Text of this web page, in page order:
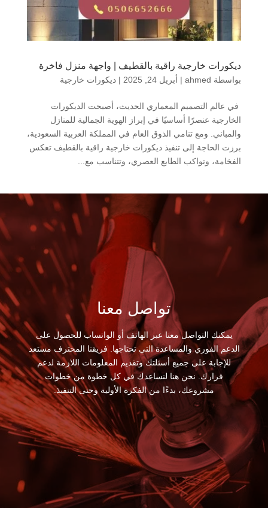
ديكورات خارجية راقية بالقطيف | واجهة منزل فاخرة
بواسطة ahmed
| أبريل 24, 2025 | ديكورات خارجية
في عالم التصميم المعماري الحديث، أصبحت الديكورات
الخارجية عنصرًا أساسيًا في إبراز الهوية الجمالية للمنازل
والمباني. ومع تنامي الذوق العام في المملكة العربية السعودية،
برزت الحاجة إلى تنفيذ ديكورات خارجية راقية بالقطيف تعكس
الفخامة، وتواكب الطابع العصري، وتتناسب مع...
تواصل معنا
يمكنك التواصل معنا عبر الهاتف أو الواتساب للحصول على
الدعم الفوري والمساعدة التي تحتاجها. فريقنا المحترف مستعد
للإجابة على جميع أسئلتك وتقديم المعلومات اللازمة لدعم
قرارك. نحن هنا لنساعدك في كل خطوة من خطوات
مشروعك، بدءًا من الفكرة الأولية وحتى التنفيذ.